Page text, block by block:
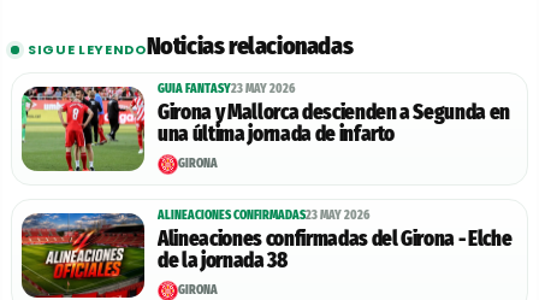
SIGUE LEYENDONoticias relacionadas
GUIA FANTASY23 MAY 2026
Girona y Mallorca descienden a Segunda en
una última jornada de infarto
GIRONA
ALINEACIONES CONFIRMADAS23 MAY 2026
Alineaciones confirmadas del Girona - Elche
de la jornada 38
GIRONA